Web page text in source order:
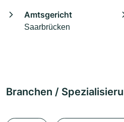
Amtsgericht
Saarbrücken
Branchen /